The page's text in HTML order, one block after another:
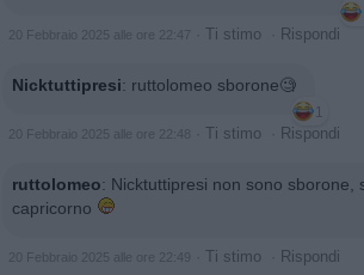
20 Febbraio 2025 alle ore 22:47 Ti stimo Rispondi
Nicktuttipresi: ruttolomeo sborone🧐
1
20 Febbraio 2025 alle ore 22:48 Ti stimo Rispondi
ruttolomeo: Nicktuttipresi non sono sborone,
capricorno
20 Febbraio 2025 alle ore 22:49 Ti stimo Rispondi